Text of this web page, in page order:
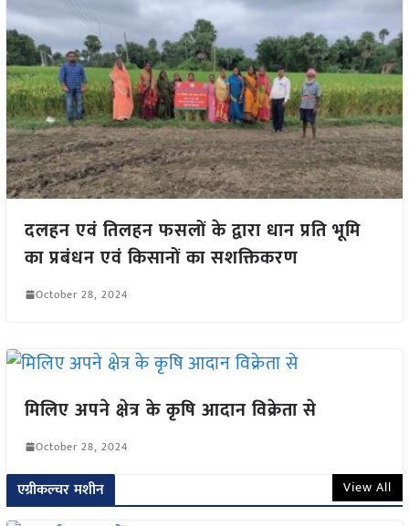
दलहन एवं तिलहन फसलों के द्वारा धान प्रति भूमि
का प्रबंधन एवं किसानों का सशक्तिकरण
October 28, 2024
मिलिए अपने क्षेत्र के कृषि आदान विक्रेता से
October 28, 2024
एग्रीकल्चर मशीन View All